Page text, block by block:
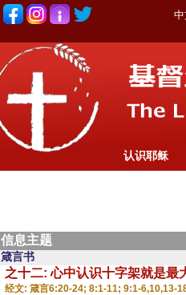
中
认识耶稣
信息主题
箴言书
之十二: 心中认识十字架就是最
经文: 箴言6:20-24; 8:1-11; 9:1-6,10,13-